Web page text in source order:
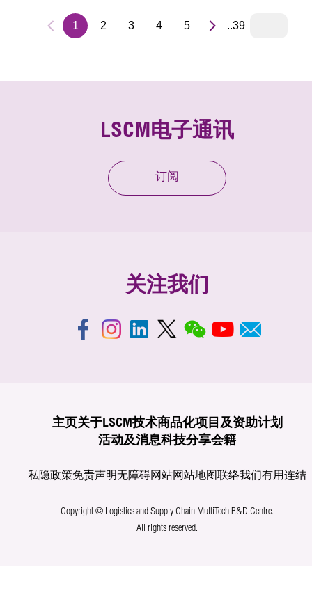
1 2 3 4 5 ..39
LSCM电子通讯
订阅
关注我们
主页关于LSCM技术商品化项目及资助计划
活动及消息科技分享会籍
私隐政策免责声明无障碍网站网站地图联络我们有用连结
Copyright © Logistics and Supply Chain MultiTech R&D Centre.
All rights reserved.